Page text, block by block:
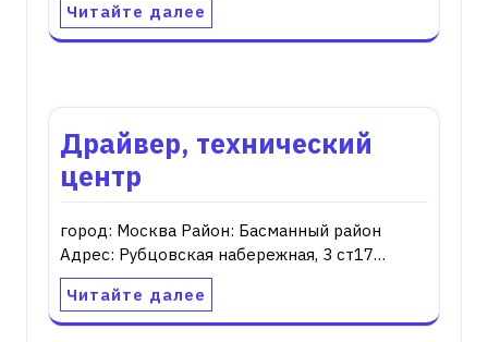
Читайте далее
Драйвер, технический
центр
город: Москва Район: Басманный район
Адрес: Рубцовская набережная, 3 ст17…
Читайте далее